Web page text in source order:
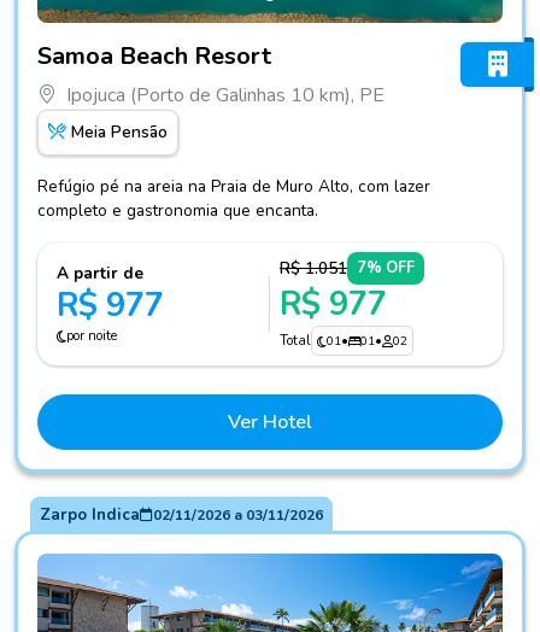
Samoa Beach Resort
Ipojuca (Porto de Galinhas 10 km), PE
Meia Pensão
Refúgio pé na areia na Praia de Muro Alto, com lazer
completo e gastronomia que encanta.
A partir de
R$ 977
por noite
R$ 1.051 7% OFF
R$ 977
Total 01• 01• 02
Ver Hotel
Zarpo Indica 02/11/2026a 03/11/2026